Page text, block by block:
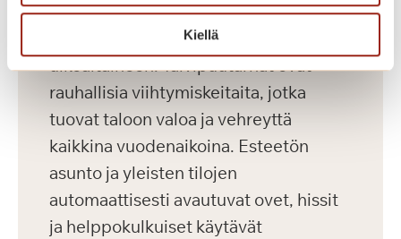
Kiellä
yhteistilat. Meillä on viihtyisä ravintola,
kuntosali sekä saunaosasto sisä- ja
ulkoaltaineen. Talvipuutarhat ovat
rauhallisia viihtymiskeitaita, jotka
tuovat taloon valoa ja vehreyttä
kaikkina vuodenaikoina. Esteetön
asunto ja yleisten tilojen
automaattisesti avautuvat ovet, hissit
ja helppokulkuiset käytävät